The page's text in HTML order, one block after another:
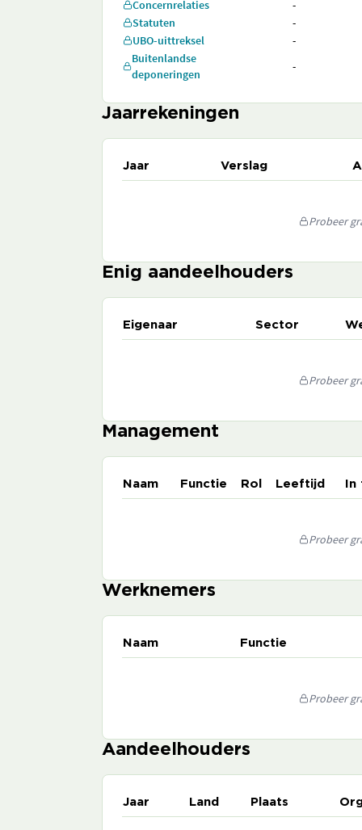
Concernrelaties
-
Statuten
-
UBO-uittreksel
-
Buitenlandse
deponeringen
-
Jaarrekeningen
Jaar Verslag
Probeer
Enig aandeelhouders
Eigenaar Sector
Probeer
Management
Naam Functie Rol Leeftijd
Probeer
Werknemers
Naam Functie
Probeer
Aandeelhouders
Jaar Land Plaats